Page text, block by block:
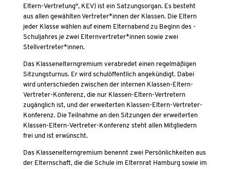
Eltern-Vertretung", KEV) ist ein Satzungsorgan. Es besteht
aus allen gewählten Vertreter*innen der Klassen. Die Eltern
jeder Klasse wählen auf einem Elternabend zu Beginn des ­
Schuljahres je zwei Elternvertreter*innen sowie zwei
Stellvertreter*innen.
Das Klassenelterngremium verabredet einen regelmäßigen
Sitzungsturnus. Er wird schulöffentlich angekündigt. Dabei
wird unterschieden zwischen der internen Klassen-Eltern-
Vertreter-Konferenz, die nur Klassen-Eltern-Vertretern
zugänglich ist, und der erweiterten Klassen-Eltern-Vertreter-
Konferenz. Die Teilnahme an den ­Sitzungen der erweiterten
Klassen-Eltern-Vertreter-Konferenz steht allen Mitgliedern
frei und ist erwünscht.
Das Klassenelterngremium benennt zwei Persönlichkeiten aus
der Elternschaft, die die Schule im Elternrat Hamburg sowie im